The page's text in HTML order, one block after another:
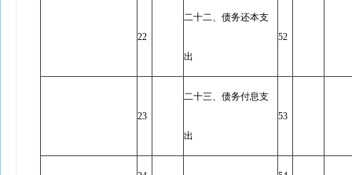
22
二十二、债务还本支
出
52
23
二十三、债务付息支
出
53